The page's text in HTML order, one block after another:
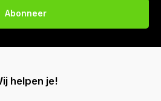
Abonneer
helpen je!